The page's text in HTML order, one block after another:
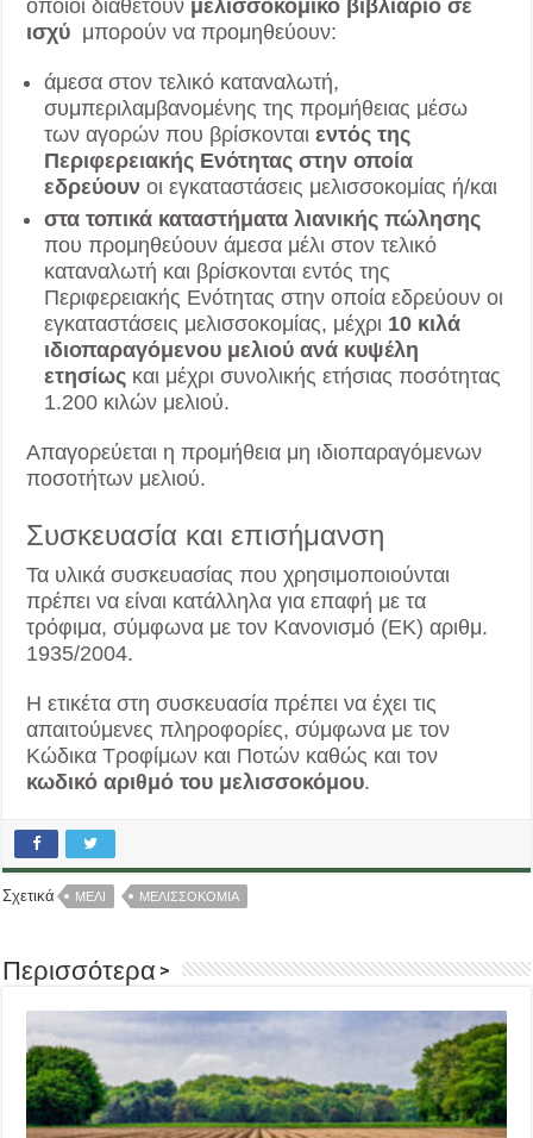
οποίοι διαθέτουν μελισσοκομικό βιβλιάριο σε
ισχύ μπορούν να προμηθεύουν:
άμεσα στον τελικό καταναλωτή,
συμπεριλαμβανομένης της προμήθειας μέσω
των αγορών που βρίσκονταιεντός της
Περιφερειακής Ενότητας στην οποία
εδρεύουνοι εγκαταστάσεις μελισσοκομίας ή/και
στα τοπικά καταστήματα λιανικής πώλησης
που προμηθεύουν άμεσα μέλι στον τελικό
καταναλωτή και βρίσκονται εντός της
Περιφερειακής Ενότητας στην οποία εδρεύουν οι
εγκαταστάσεις μελισσοκομίας, μέχρι 10 κιλά
ιδιοπαραγόμενου μελιού ανά κυψέλη
ετησίως και μέχρι συνολικής ετήσιας ποσότητας
1.200 κιλών μελιού.
Απαγορεύεται η προμήθεια μη ιδιοπαραγόμενων
ποσοτήτων μελιού.
Συσκευασία και επισήμανση
Τα υλικά συσκευασίας που χρησιμοποιούνται
πρέπει να είναι κατάλληλα για επαφή με τα
τρόφιμα, σύμφωνα με τον Κανονισμό (ΕΚ) αριθμ.
1935/2004.
Η ετικέτα στη συσκευασία πρέπει να έχει τις
απαιτούμενες πληροφορίες, σύμφωνα με τον
Κώδικα Τροφίμων και Ποτών καθώς και τον
κωδικό αριθμό του μελισσοκόμου.
Σχετικά ΜΕΛΙ ΜΕΛΙΣΣΟΚΟΜΙΑ
Περισσότερα >